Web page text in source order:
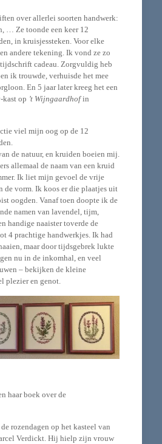
over allerlei soorten handwerk:
… Ze toonde een keer 12
in kruisjessteken. Voor elke
andere tekening. Ik vond ze zo
cadeau. Zorgvuldig heb
ik trouwde, verhuisde het mee
En 5 jaar later kreeg het een
op ’t Wijngaardhofin
viel mijn oog op de 12
de natuur, en kruiden boeien mij.
allemaal de naam van een kruid
Ik liet mijn gevoel de vrije
de vorm. Ik koos er die plaatjes uit
oogden. Vanaf toen doopte ik de
namen van lavendel, tijm,
handige naaister toverde de
4 prachtige handwerkjes. Ik had
maar door tijdsgebrek lukte
nu in de inkomhal, en veel
– bekijken de kleine
plezier en genot.
haar boek over de
rozendagen op het kasteel van
Verdickt. Hij hielp zijn vrouw